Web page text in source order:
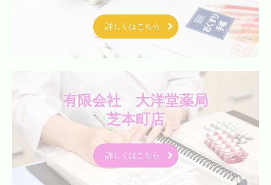
詳しくはこちら
有限会社　大洋堂薬局
芝本町店
詳しくはこちら